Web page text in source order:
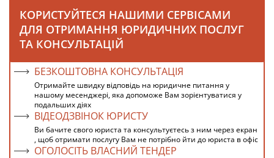
КОРИСТУЙТЕСЯ НАШИМИ СЕРВІСАМИ
ДЛЯ ОТРИМАННЯ ЮРИДИЧНИХ ПОСЛУГ
ТА КОНСУЛЬТАЦІЙ
БЕЗКОШТОВНА КОНСУЛЬТАЦІЯ
Отримайте швидку відповідь на юридичне питання у
нашому месенджері, яка допоможе Вам зорієнтуватися у
подальших діях
ВІДЕОДЗВІНОК ЮРИСТУ
Ви бачите свого юриста та консультуєтесь з ним через екран
, щоб отримати послугу Вам не потрібно йти до юриста в офіс
ОГОЛОСІТЬ ВЛАСНИЙ ТЕНДЕР